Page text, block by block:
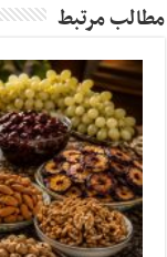
مطالب مرتبط